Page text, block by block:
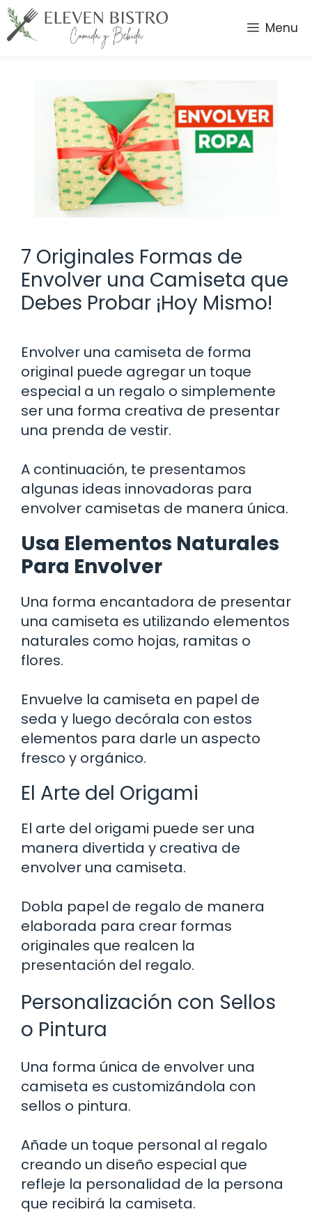
Saltar
al
contenido
Menu
7 Originales Formas de
Envolver una Camiseta que
Debes Probar ¡Hoy Mismo!
Envolver una camiseta de forma
original puede agregar un toque
especial a un regalo o simplemente
ser una forma creativa de presentar
una prenda de vestir.
A continuación, te presentamos
algunas ideas innovadoras para
envolver camisetas de manera única.
Usa Elementos Naturales
Para Envolver
Una forma encantadora de presentar
una camiseta es utilizando elementos
naturales como hojas, ramitas o
flores.
Envuelve la camiseta en papel de
seda y luego decórala con estos
elementos para darle un aspecto
fresco y orgánico.
El Arte del Origami
El arte del origami puede ser una
manera divertida y creativa de
envolver una camiseta.
Dobla papel de regalo de manera
elaborada para crear formas
originales que realcen la
presentación del regalo.
Personalización con Sellos
o Pintura
Una forma única de envolver una
camiseta es customizándola con
sellos o pintura.
Añade un toque personal al regalo
creando un diseño especial que
refleje la personalidad de la persona
que recibirá la camiseta.